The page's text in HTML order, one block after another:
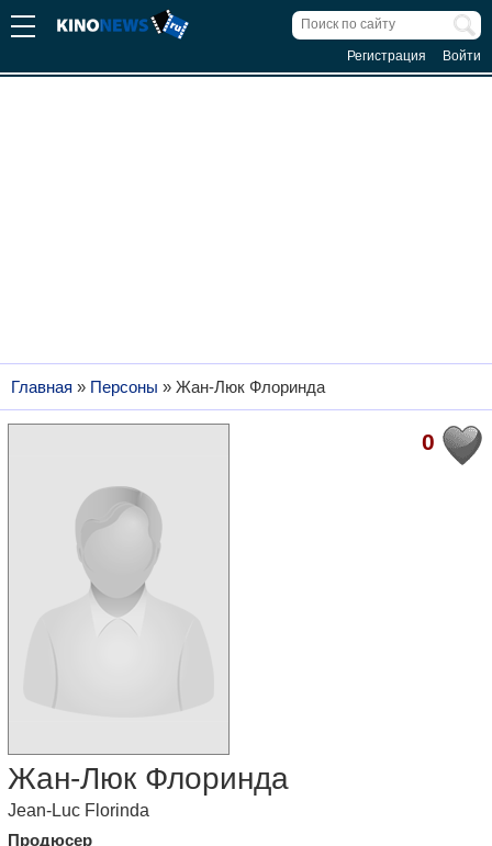
Регистрация Войти
Главная » Персоны » Жан-Люк Флоринда
0
Жан-Люк Флоринда
Jean-Luc Florinda
Продюсер